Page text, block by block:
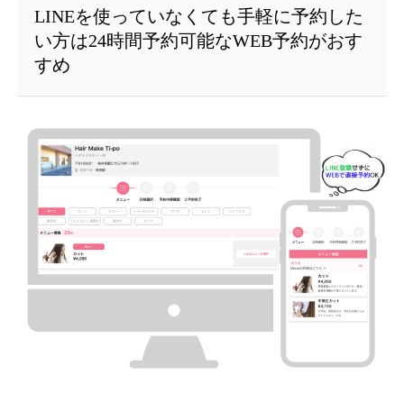
LINEを使っていなくても手軽に予約した
い方は24時間予約可能なWEB予約がおす
すめ